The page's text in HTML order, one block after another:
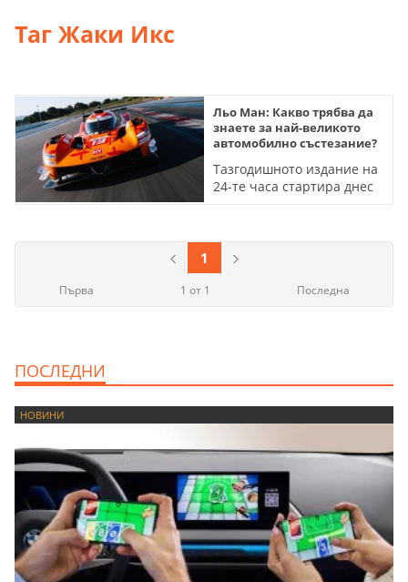
Таг Жаки Икс
Льо Ман: Какво трябва да
знаете за най-великото
автомобилно състезание?
Тазгодишното издание на
24-те часа стартира днес
конкуренция в историята
1 от 1 Последна
1
Първа
ПОСЛЕДНИ
НОВИНИ